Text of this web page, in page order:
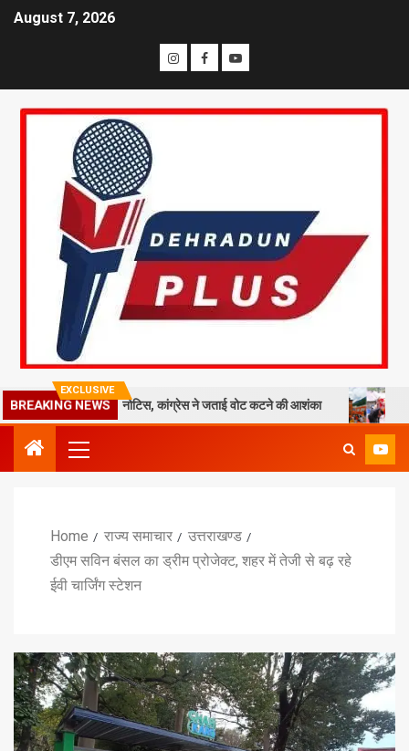
August 7, 2026
EXCLUSIVE
BREAKING NEWS
मतदाताओं को नोटिस, कांग्रेस ने जताई वोट कटने की आशंका धराली आपदा
Home राज्य समाचार
उत्तराखण्ड
डीएम सविन बंसल का ड्रीम प्रोजेक्ट, शहर में तेजी से बढ़ रहे
ईवी चार्जिंग स्टेशन